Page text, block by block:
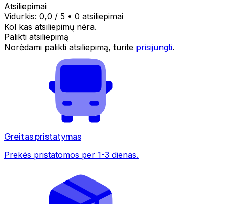
Atsiliepimai
Vidurkis: 0,0 / 5 • 0 atsiliepimai
Kol kas atsiliepimų nėra.
Palikti atsiliepimą
Norėdami palikti atsiliepimą, turite prisijungti.
Greitas pristatymas
Prekės pristatomos per 1-3 dienas.